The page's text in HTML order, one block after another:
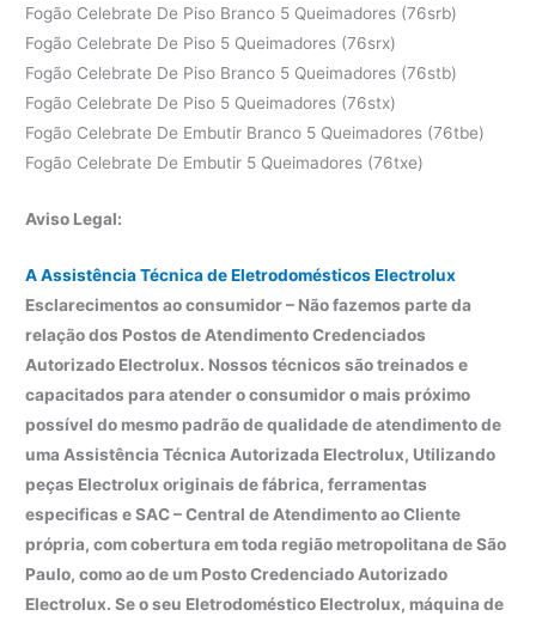
Fogão Celebrate De Piso Branco 5 Queimadores (76srb)
Fogão Celebrate De Piso 5 Queimadores (76srx)
Fogão Celebrate De Piso Branco 5 Queimadores (76stb)
Fogão Celebrate De Piso 5 Queimadores (76stx)
Fogão Celebrate De Embutir Branco 5 Queimadores (76tbe)
Fogão Celebrate De Embutir 5 Queimadores (76txe)
Aviso Legal:
A Assistência Técnica de Eletrodomésticos Electrolux
Esclarecimentos ao consumidor – Não fazemos parte da
relação dos Postos de Atendimento Credenciados
Autorizado Electrolux. Nossos técnicos são treinados e
capacitados para atender o consumidor o mais próximo
possível do mesmo padrão de qualidade de atendimento de
uma Assistência Técnica Autorizada Electrolux, Utilizando
peças Electrolux originais de fábrica, ferramentas
especificas e SAC – Central de Atendimento ao Cliente
própria, com cobertura em toda região metropolitana de São
Paulo, como ao de um Posto Credenciado Autorizado
Electrolux. Se o seu Eletrodoméstico Electrolux, máquina de